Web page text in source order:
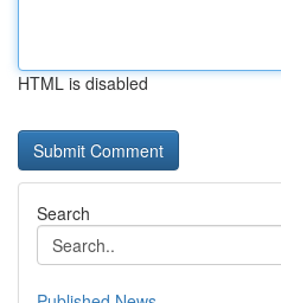
HTML is disabled
Search